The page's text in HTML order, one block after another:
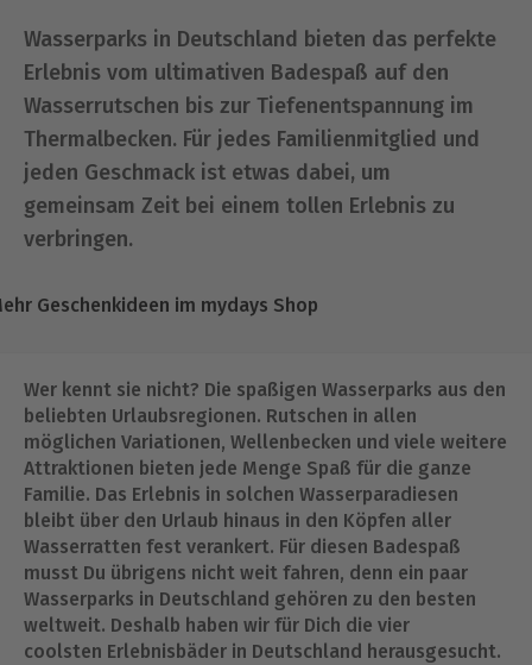
Wasserparks in Deutschland bieten das perfekte
Erlebnis vom ultimativen Badespaß auf den
Wasserrutschen bis zur Tiefenentspannung im
Thermalbecken. Für jedes Familienmitglied und
jeden Geschmack ist etwas dabei, um
gemeinsam Zeit bei einem tollen Erlebnis zu
verbringen.
Geschenkideen im mydays Shop
Wer kennt sie nicht? Die spaßigen Wasserparks aus den
beliebten Urlaubsregionen. Rutschen in allen
möglichen Variationen, Wellenbecken und viele weitere
Attraktionen bieten jede Menge Spaß für die ganze
Familie. Das Erlebnis in solchen Wasserparadiesen
bleibt über den Urlaub hinaus in den Köpfen aller
Wasserratten fest verankert. Für diesen Badespaß
musst Du übrigens nicht weit fahren, denn ein paar
Wasserparks in Deutschland gehören zu den besten
weltweit. Deshalb haben wir für Dich die vier
coolsten Erlebnisbäder in Deutschland herausgesucht.